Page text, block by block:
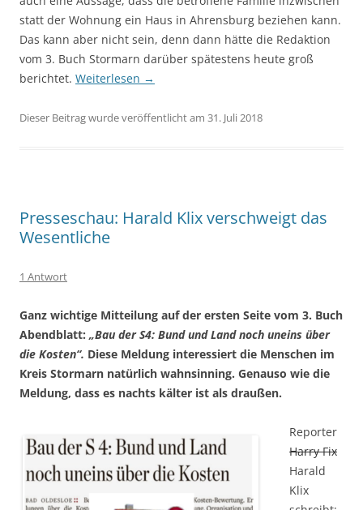
statt der Wohnung ein Haus in Ahrensburg beziehen kann.
Das kann aber nicht sein, denn dann hätte die Redaktion
vom 3. Buch Stormarn darüber spätestens heute groß
berichtet. Weiterlesen →
Dieser Beitrag wurde veröffentlicht am 31. Juli 2018
Presseschau: Harald Klix verschweigt das
Wesentliche
1 Antwort
Ganz wichtige Mitteilung auf der ersten Seite vom 3. Buch
Abendblatt: „Bau der S4: Bund und Land noch uneins über
die Kosten“. Diese Meldung interessiert die Menschen im
Kreis Stormarn natürlich wahnsinning. Genauso wie die
Meldung, dass es nachts kälter ist als draußen.
Reporter
Harry Fix
Harald
Klix